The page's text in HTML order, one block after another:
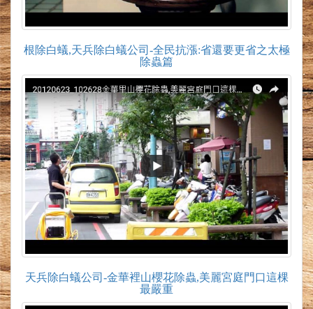
根除白蟻,天兵除白蟻公司-全民抗漲:省還要更省之太極
除蟲篇
天兵除白蟻公司-金華裡山櫻花除蟲,美麗宮庭門口這棵
最嚴重